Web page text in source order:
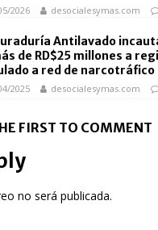
2026 desocialesymas.com
Antilavado
de RD$25 millones a
a red de narcotráfico
2025 desocialesymas.com
FIRST TO COMMENT
no será publicada.